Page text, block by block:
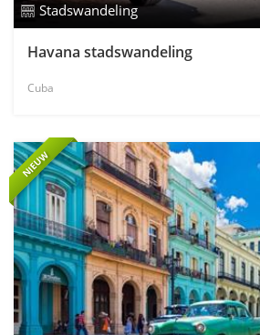
Stadswandeling
Havana stadswandeling
Cuba
NIEUW